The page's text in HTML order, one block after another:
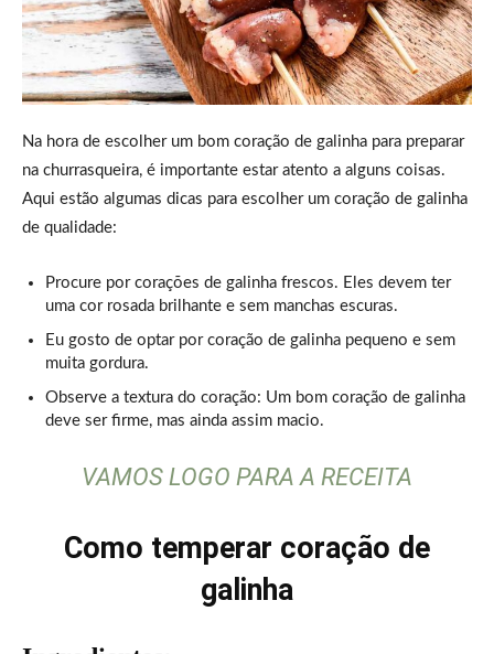
Na hora de escolher um bom coração de galinha para preparar
na churrasqueira, é importante estar atento a alguns coisas.
Aqui estão algumas dicas para escolher um coração de galinha
de qualidade:
Procure por corações de galinha frescos. Eles devem ter
uma cor rosada brilhante e sem manchas escuras.
Eu gosto de optar por coração de galinha pequeno e sem
muita gordura.
Observe a textura do coração: Um bom coração de galinha
deve ser firme, mas ainda assim macio.
VAMOS LOGO PARA A RECEITA
Como temperar coração de
galinha